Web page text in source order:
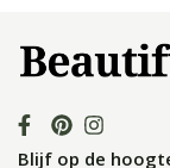
Blijf op de